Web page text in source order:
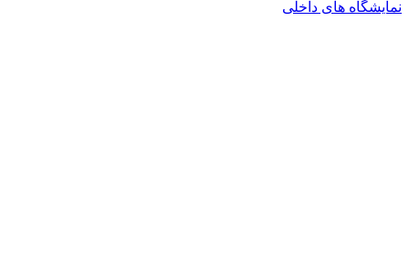
نمایشگاه های داخلی